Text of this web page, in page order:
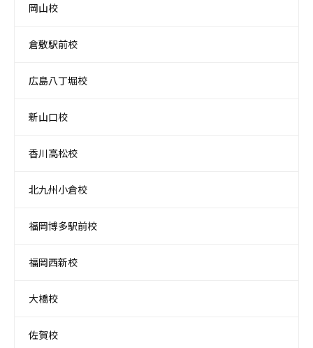
岡山校
倉敷駅前校
広島八丁堀校
新山口校
香川高松校
北九州小倉校
福岡博多駅前校
福岡西新校
大橋校
佐賀校